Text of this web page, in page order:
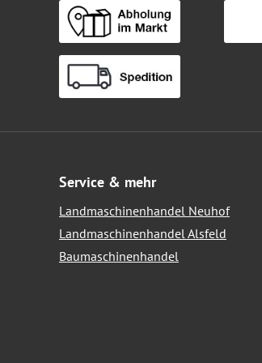
Service & mehr
Landmaschinenhandel Neuhof
Landmaschinenhandel Alsfeld
Baumaschinenhandel